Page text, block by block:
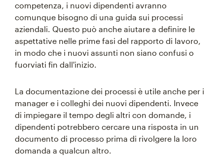
competenza, i nuovi dipendenti avranno
comunque bisogno di una guida sui processi
aziendali. Questo può anche aiutare a definire le
aspettative nelle prime fasi del rapporto di lavoro,
in modo che i nuovi assunti non siano confusi o
fuorviati fin dall'inizio.
La documentazione dei processi è utile anche per i
manager e i colleghi dei nuovi dipendenti. Invece
di impiegare il tempo degli altri con domande, i
dipendenti potrebbero cercare una risposta in un
documento di processo prima di rivolgere la loro
domanda a qualcun altro.